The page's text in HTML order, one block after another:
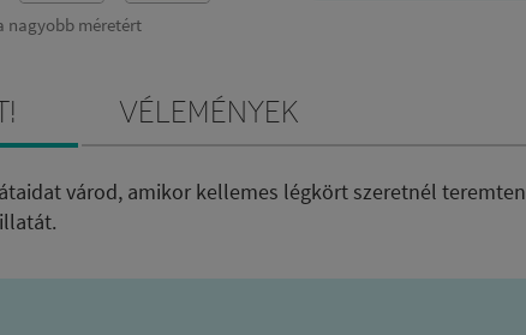
nagyobb méretért
Vélemények
várod, amikor kellemes légkört szeretnél